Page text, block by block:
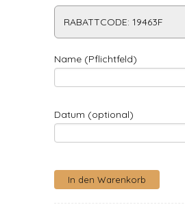
RABATTCODE: 19463F
Name (Pflichtfeld)
Datum (optional)